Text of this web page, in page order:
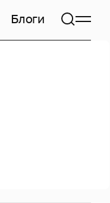
Блоги